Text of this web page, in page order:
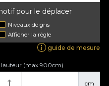
pour le déplacer
Niveaux de gris
Afficher la règle
guide de mesure
cm
(max 900cm)